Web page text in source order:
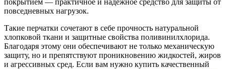
повседневных нагрузок.
Такие перчатки сочетают в себе прочность натуральной
хлопковой ткани и защитные свойства поливинилхлорида.
Благодаря этому они обеспечивают не только механическую
защиту, но и препятствуют проникновению жидкостей, жиров
и агрессивных сред. Если вам нужно купить качественный